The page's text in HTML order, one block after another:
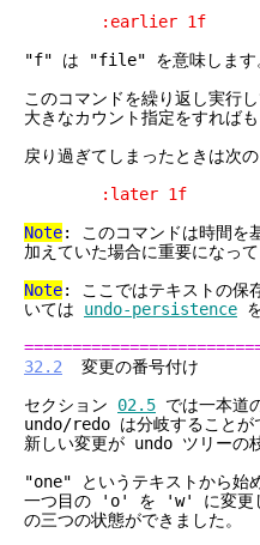
:earlier 1f
"f" は "file" を意味します
このコマンドを繰り返し実行
大きなカウント指定をすれば
戻り過ぎてしまったときは次
:later 1f
Note: このコマンドは時間を
加えていた場合に重要になっ
Note: ここではテキストの保
いては undo-persistence
32.2 変更の番号付け
セクション 02.5 では一本道
undo/redo は分岐することが
新しい変更が undo ツリーの
"one" というテキストから
一つ目の 'o' を 'w' に変更し
の三つの状態ができました。